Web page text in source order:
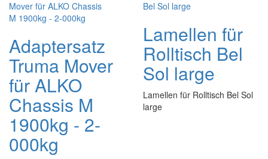
Adaptersatz
Truma Mover
für ALKO
Chassis M
1900kg - 2-
000kg
Lamellen für
Rolltisch Bel
Sol large
Lamellen für Rolltisch Bel Sol
large